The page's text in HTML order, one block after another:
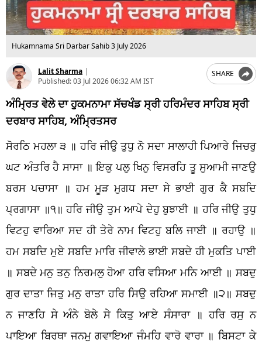
Hukamnama Sri Darbar Sahib 3 July 2026
Lalit Sharma |
Published:03 Jul 2026 06:32 AM IST
SHARE
ਅੰਮ੍ਰਿਤ ਵੇਲੇ ਦਾ ਹੁਕਮਨਾਮਾ ਸੱਚਖੰਡ ਸ੍ਰੀ ਹਰਿਮੰਦਰ ਸਾਹਿਬ ਸ੍ਰੀ
ਦਰਬਾਰ ਸਾਹਿਬ, ਅੰਮ੍ਰਿਤਸਰ
ਸੋਰਠਿ ਮਹਲਾ ੩ ॥ ਹਰਿ ਜੀਉ ਤੁਧੁ ਨੋ ਸਦਾ ਸਾਲਾਹੀ ਪਿਆਰੇ ਜਿਚਰੁ
ਘਟ ਅੰਤਰਿ ਹੈ ਸਾਸਾ ॥ ਇਕੁ ਪਲੁ ਖਿਨੁ ਵਿਸਰਹਿ ਤੂ ਸੁਆਮੀ ਜਾਣਉ
ਬਰਸ ਪਚਾਸਾ ॥ ਹਮ ਮੂੜ ਮੁਗਧ ਸਦਾ ਸੇ ਭਾਈ ਗੁਰ ਕੈ ਸਬਦਿ
ਪ੍ਰਗਾਸਾ ॥੧॥ ਹਰਿ ਜੀਉ ਤੁਮ ਆਪੇ ਦੇਹੁ ਬੁਝਾਈ ॥ ਹਰਿ ਜੀਉ ਤੁਧੁ
ਵਿਟਹੁ ਵਾਰਿਆ ਸਦ ਹੀ ਤੇਰੇ ਨਾਮ ਵਿਟਹੁ ਬਲਿ ਜਾਈ ॥ ਰਹਾਉ ॥
ਹਮ ਸਬਦਿ ਮੁਏ ਸਬਦਿ ਮਾਰਿ ਜੀਵਾਲੇ ਭਾਈ ਸਬਦੇ ਹੀ ਮੁਕਤਿ ਪਾਈ
॥ ਸਬਦੇ ਮਨੁ ਤਨੁ ਨਿਰਮਲੁ ਹੋਆ ਹਰਿ ਵਸਿਆ ਮਨਿ ਆਈ ॥ ਸਬਦੁ
ਗੁਰ ਦਾਤਾ ਜਿਤੁ ਮਨੁ ਰਾਤਾ ਹਰਿ ਸਿਉ ਰਹਿਆ ਸਮਾਈ ॥੨॥ ਸਬਦੁ
ਨ ਜਾਣਹਿ ਸੇ ਅੰਨੇ ਬੋਲੇ ਸੇ ਕਿਤੁ ਆਏ ਸੰਸਾਰਾ ॥ ਹਰਿ ਰਸੁ ਨ
ਪਾਇਆ ਬਿਰਥਾ ਜਨਮੁ ਗਵਾਇਆ ਜੰਮਹਿ ਵਾਰੋ ਵਾਰਾ ॥ ਬਿਸਟਾ ਕੇ